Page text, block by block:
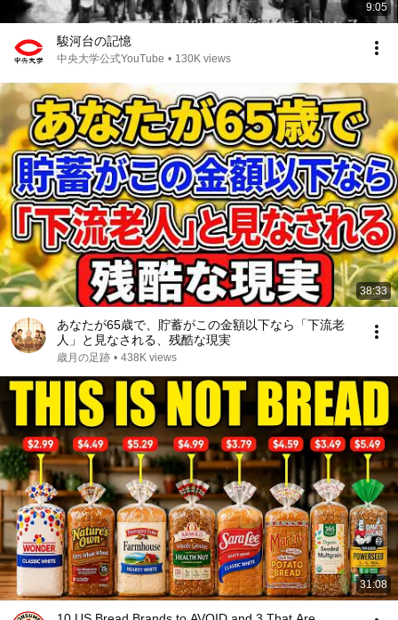
9:05
駿河台の記憶
中央大学公式YouTube • 130K views
38:33
あなたが65歳で、貯蓄がこの金額以下なら「下流老
人」と見なされる、残酷な現実
歳月の足跡 • 438K views
31:08